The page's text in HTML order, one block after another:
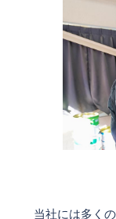
当社には多く